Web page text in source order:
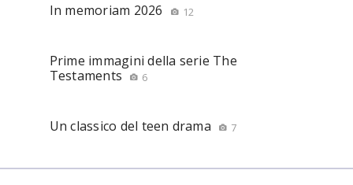
In memoriam 2026 12
Prime immagini della serie The
Testaments
6
Un classico del teen drama 7